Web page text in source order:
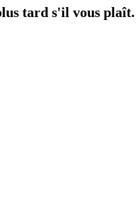
tard s'il vous plaît.